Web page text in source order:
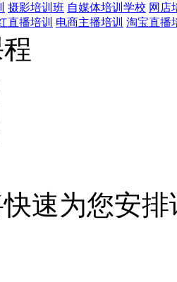
摄影培训班 自媒体培训学校 网店
直播培训 电商主播培训 淘宝直播
速为您安